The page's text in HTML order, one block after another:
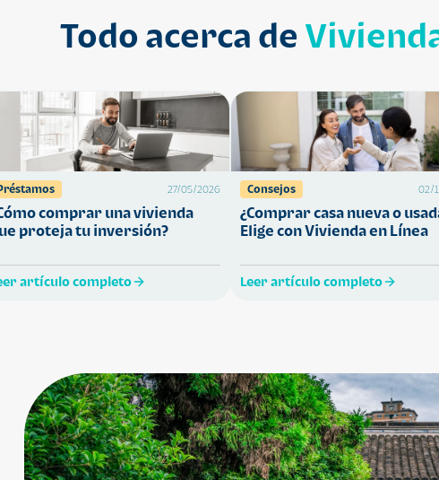
Todo acerca de
27/05/2026
comprar una vivienda
proteja tu inversión?
artículo completo
Consejos 02/
¿Comprar casa nueva o
Elige con Vivienda en Línea
Leer artículo completo